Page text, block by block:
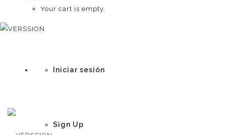
Your cart is empty.
Iniciar sesión
Sign Up